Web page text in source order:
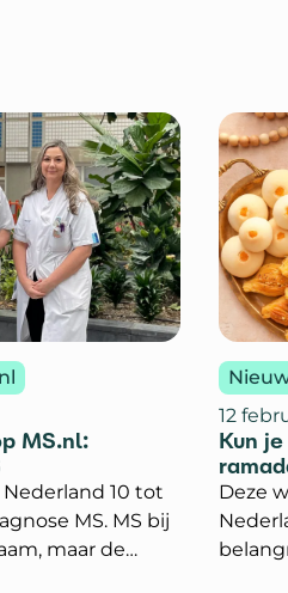
MS.nl:
10 tot
MS. MS bij
maar de
12
Kun
Deze